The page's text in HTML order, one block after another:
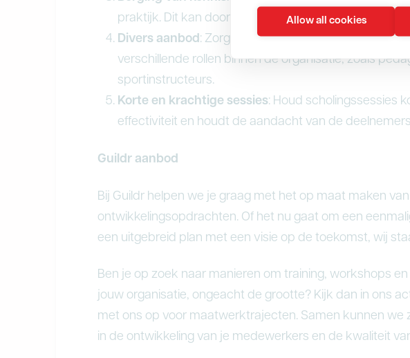
Allow all cookies
praktijk. Dit kan door follow-up sessies, coaching of
Divers aanbod: Zorg voor een gevarieerd
verschillende rollen binnen de organisatie, zoals
sportinstructeurs.
Korte en krachtige sessies: Houd scholingssessies
effectiviteit en houdt de aandacht van de
Guildr aanbod
Bij Guildr helpen we je graag met het op maat maken
ontwikkelingsopdrachten. Of het nu gaat om een
een uitgebreid plan met een visie op de toekomst, wij
Ben je op zoek naar manieren om training, workshops
jouw organisatie, ongeacht de grootte? Kijk dan in ons
met ons op voor maatwerktrajecten. Samen kunnen we
in de ontwikkeling van je medewerkers en de kwaliteit